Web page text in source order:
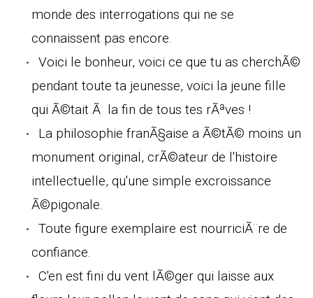
monde des interrogations qui ne se
connaissent pas encore.
Voici le bonheur, voici ce que tu as cherchÃ©
pendant toute ta jeunesse, voici la jeune fille
qui Ã©tait Ã la fin de tous tes rÃªves !
La philosophie franÃ§aise a Ã©tÃ© moins un
monument original, crÃ©ateur de l'histoire
intellectuelle, qu'une simple excroissance
Ã©pigonale.
Toute figure exemplaire est nourriciÃ¨re de
confiance.
C'en est fini du vent lÃ©ger qui laisse aux